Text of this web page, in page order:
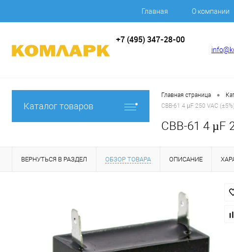
Главная О компании
+7 (495) 347-28-00
Каталог товаров
Главная страница •
CBB-61 4 µF 250 VAC
CBB-61 4 µF
ВЕРНУТЬСЯ В РАЗДЕЛ ОБЗОР ТОВАРА ОПИСАНИЕ